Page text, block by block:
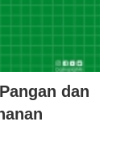
dan